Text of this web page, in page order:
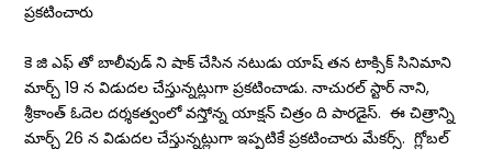
ప్రకటించారు
కె జి ఎఫ్ తో బాలీవుడ్ ని షాక్ చేసిన నటుడు యాష్ తన టాక్సిక్ సినిమాని
మార్చ్ 19 న విడుదల చేస్తున్నట్లుగా ప్రకటించాడు. నాచురల్ స్టార్ నాని,
శ్రీకాంత్ ఓదెల దర్శకత్వంలో వస్తోన్న యాక్షన్ చిత్రం ది పారడైస్. ఈ చిత్రాన్ని
మార్చ్ 26 న విడుదల చేస్తున్నట్లుగా ఇప్పటికే ప్రకటించారు మేకర్స్. గ్లోబల్